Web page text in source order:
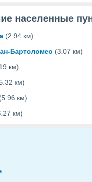
населенные
(2.94 км)
Бартоломео (3.07 км)
км)
км)
(5.96 км)
км)